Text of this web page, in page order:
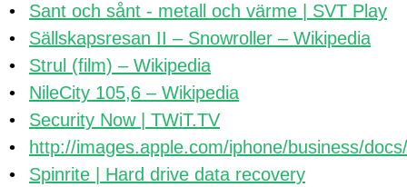
Sant och sånt - metall och värme | SVT Play
Sällskapsresan II – Snowroller – Wikipedia
Strul (film) – Wikipedia
NileCity 105,6 – Wikipedia
Security Now | TWiT.TV
http://images.apple.com/iphone/business/
Spinrite | Hard drive data recovery